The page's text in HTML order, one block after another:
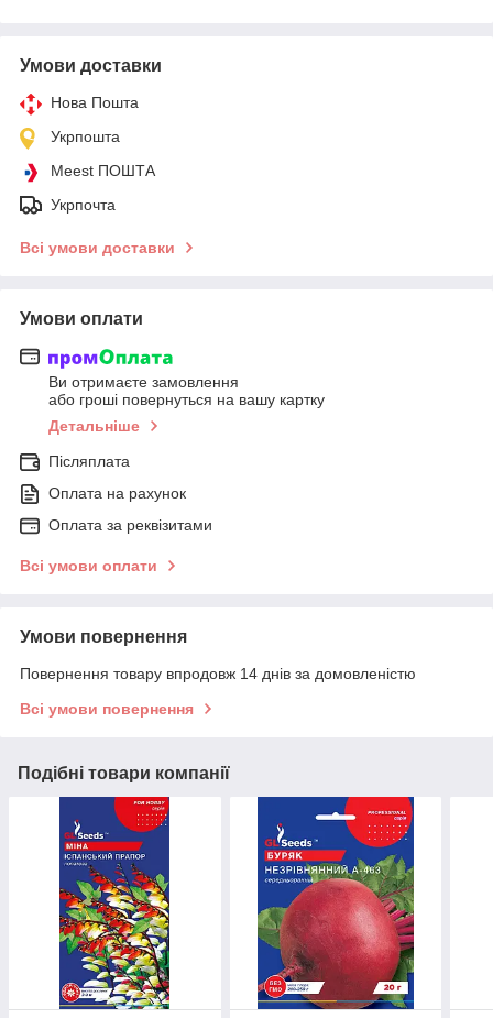
Умови доставки
Нова Пошта
Укрпошта
Meest ПОШТА
Укрпочта
Всі умови доставки
Умови оплати
Ви отримаєте замовлення
або гроші повернуться на вашу картку
Детальніше
Післяплата
Оплата на рахунок
Оплата за реквізитами
Всі умови оплати
Умови повернення
Повернення товару впродовж 14 днів за домовленістю
Всі умови повернення
Подібні товари компанії